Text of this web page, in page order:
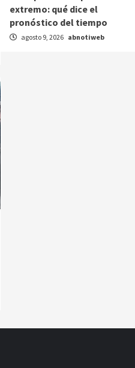
extremo: qué dice el
pronóstico del tiempo
agosto 9, 2026 abnotiweb